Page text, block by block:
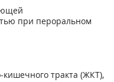
при пероральном
тракта (ЖКТ),